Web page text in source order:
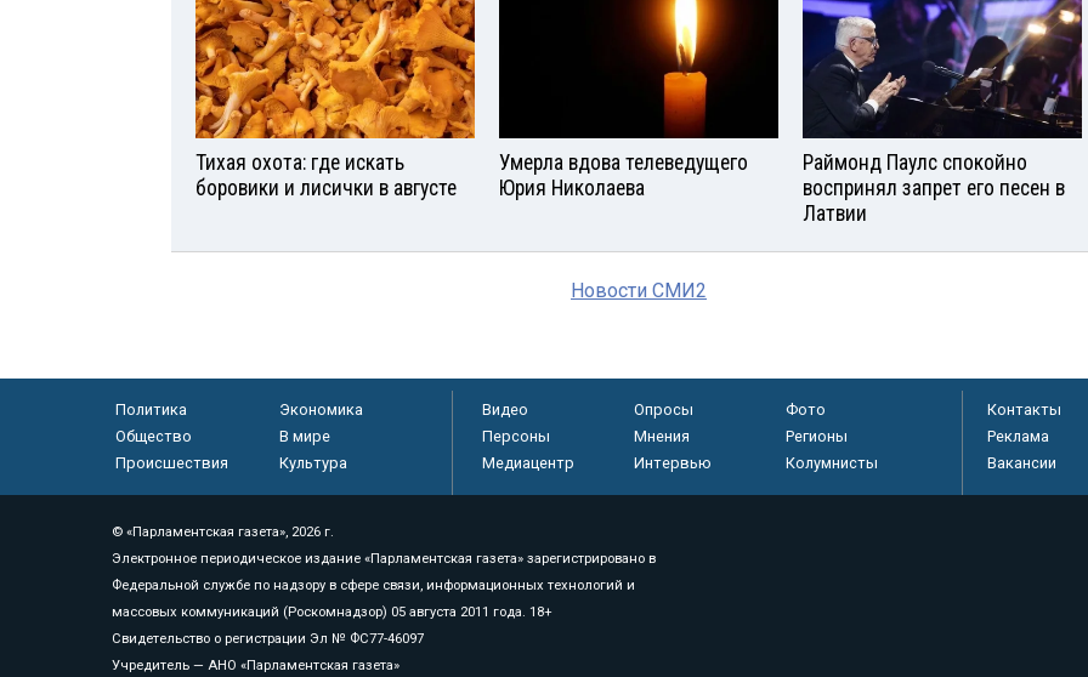
Тихая охота: где искать
боровики и лисички в августе
Умерла вдова телеведущего
Юрия Николаева
Раймонд Паулс спокойно
воспринял запрет его песен в
Латвии
Новости СМИ2
Политика
Экономика
Общество
В мире
Происшествия
Культура
Видео Опросы
Фото
Персоны
Мнения
Регионы
Медиацентр
Интервью Колумнисты
Контакты
Реклама
Вакансии
© «Парламентская газета», 2026 г.
Электронное периодическое издание «Парламентская газета» зарегистрировано в
Федеральной службе по надзору в сфере связи, информационных технологий и
массовых коммуникаций (Роскомнадзор) 05 августа 2011 года. 18+
Свидетельство о регистрации Эл № ФС77-46097
Учредитель — АНО «Парламентская газета»